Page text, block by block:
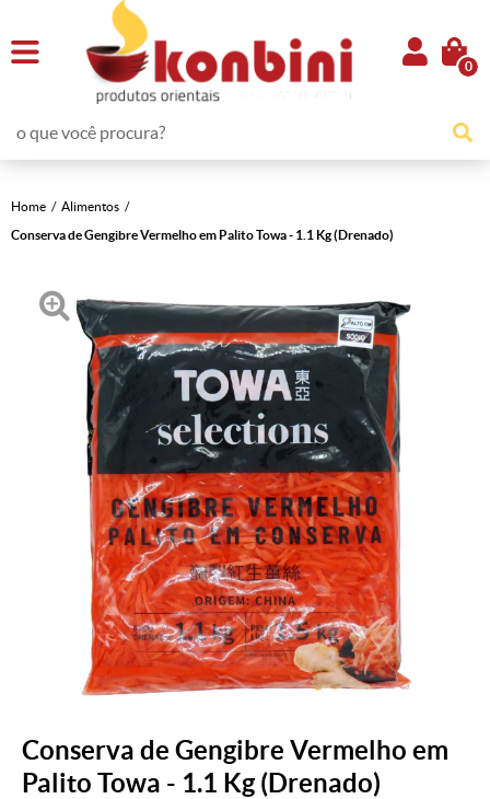
0
Home
Alimentos
Conserva de Gengibre Vermelho em Palito Towa - 1.1 Kg (Drenado)
Conserva de Gengibre Vermelho em
Palito Towa - 1.1 Kg (Drenado)